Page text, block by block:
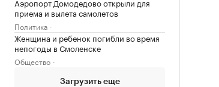
Аэропорт Домодедово открыли для
приема и вылета самолетов
Политика
Женщина и ребенок погибли во время
непогоды в Смоленске
Общество
Загрузить еще